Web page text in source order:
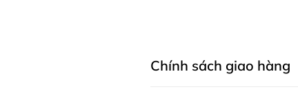
hàng ngày, kể cả với
Thành phần NIVEA
Chính sách giao hàng